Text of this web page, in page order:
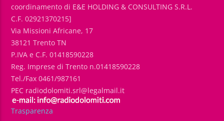
coordinamento di E&E HOLDING & CONSULTING S.R.L.
C.F. 02921370215]
Via Missioni Africane, 17
38121 Trento TN
P.IVA e C.F. 01418590228
Reg. Imprese di Trento n.01418590228
Tel./Fax 0461/987161
PEC radiodolomiti.srl@legalmail.it
Trasparenza